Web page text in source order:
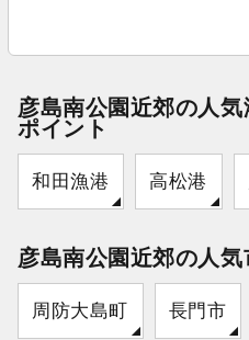
彦島南公園近郊の人
ポイント
和田漁港 高松港
彦島南公園近郊の人気
周防大島町 長門市